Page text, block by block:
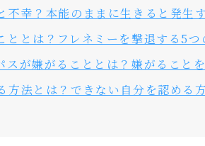
不幸？本能のままに生きると発生
ととは？フレネミーを撃退する5つ
スが嫌がることとは？嫌がること
方法とは？できない自分を認める